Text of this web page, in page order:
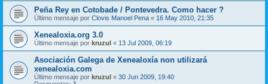
Peña Rey en Cotobade / Pontevedra. Como hacer ?
Último mensaje por Clovis Manoel Pena « 16 May 2010, 21:35
Xenealoxia.org 3.0
Último mensaje por kruzul « 13 Jul 2009, 06:19
Asociación Galega de Xenealoxía non utilizará
xenealoxia.com
Último mensaje por kruzul « 30 Jun 2009, 19:40